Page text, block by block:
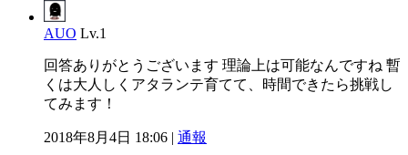
AUO Lv.1
回答ありがとうございます 理論上は可能なんですね 暫
くは大人しくアタランテ育てて、時間できたら挑戦し
てみます！
2018年8月4日 18:06 | 通報